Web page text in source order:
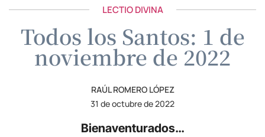
LECTIO DIVINA
Todos los Santos: 1 de
noviembre de 2022
RAÚL ROMERO LÓPEZ
31 de octubre de 2022
Bienaventurados…